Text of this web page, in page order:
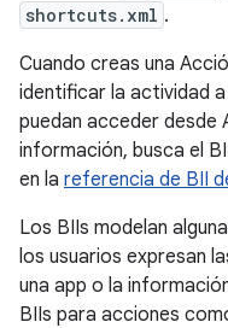
shortcuts.xml .
Cuando creas una
identificar la actividad a
puedan acceder desde
información, busca el
en la referencia de BII
Los BIIs modelan
los usuarios expresan
una app o la
BIIs para acciones